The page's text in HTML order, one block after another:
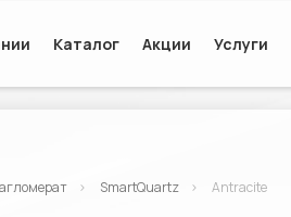
Каталог Акции Услуги
SmartQuartz Antracite